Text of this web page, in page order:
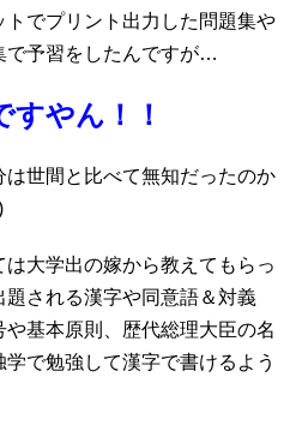
でプリント出力した問題集や
で予習をしたんですが…
やん！！
世間と比べて無知だったのか
大学出の嫁から教えてもらっ
題される漢字や同意語＆対義
基本原則、歴代総理大臣の名
で勉強して漢字で書けるよう